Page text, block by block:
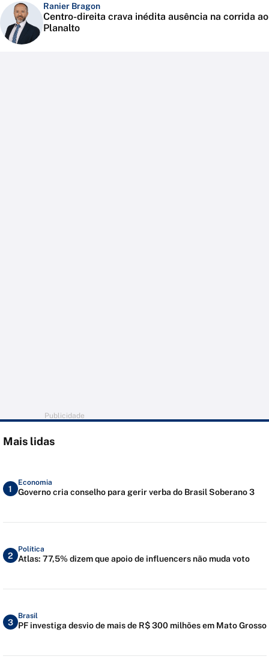
Ranier Bragon
Centro-direita crava inédita ausência na corrida ao
Planalto
Publicidade
Mais lidas
1
Economia
Governo cria conselho para gerir verba do Brasil Soberano 3
2
Política
Atlas: 77,5% dizem que apoio de influencers não muda voto
3
Brasil
PF investiga desvio de mais de R$ 300 milhões em Mato Grosso